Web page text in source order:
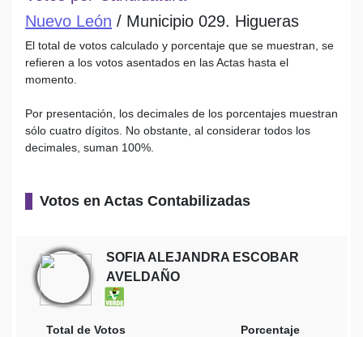
Nuevo León / Municipio 029. Higueras
El total de votos calculado y porcentaje que se muestran, se
refieren a los votos asentados en las Actas hasta el
momento.
Por presentación, los decimales de los porcentajes muestran
sólo cuatro dígitos. No obstante, al considerar todos los
decimales, suman 100%.
Votos en Actas Contabilizadas
SOFIA ALEJANDRA ESCOBAR
AVELDAÑO
Total de Votos Porcentaje